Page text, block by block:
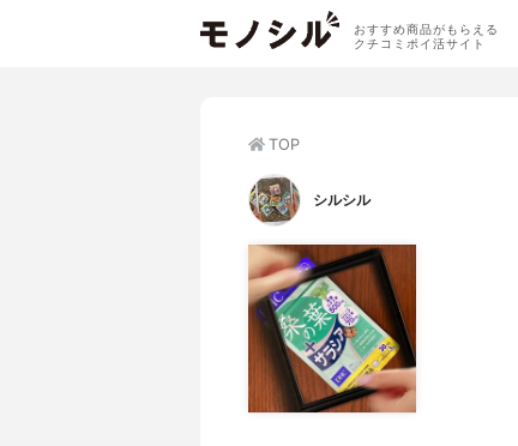
おすすめ商品がもらえる
クチコミポイ活サイト
TOP
シルシル